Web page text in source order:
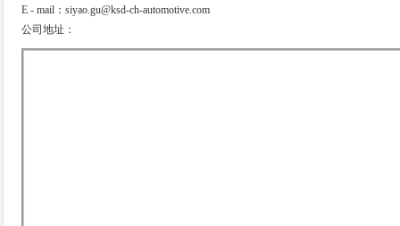
E - mail：siyao.gu@ksd-ch-automotive.com
公司地址：